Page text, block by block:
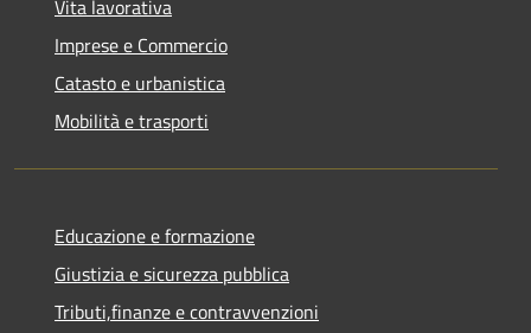
Vita lavorativa
Imprese e Commercio
Catasto e urbanistica
Mobilità e trasporti
Educazione e formazione
Giustizia e sicurezza pubblica
Tributi,finanze e contravvenzioni